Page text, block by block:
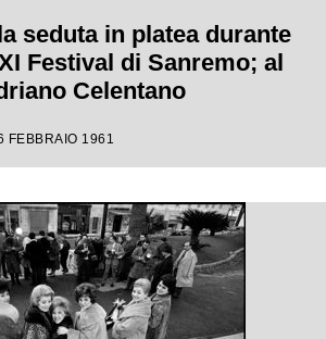
seduta in platea durante
Festival di Sanremo; al
Celentano
FEBBRAIO 1961